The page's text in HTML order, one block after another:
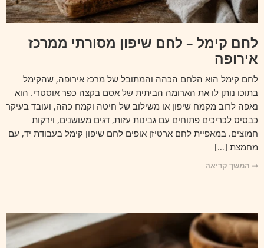
לחם קימל – לחם שיפון מסורתי ממרכז
אירופה
לחם קימל הוא הלחם הכהה והמתובל של מרכז אירופה, שהקימל
בתוכו נותן לו את הארומה הביתית של אסם בקצה כפר אוסטרי. הוא
נאפה לרוב מקמח שיפון או משילוב של חיטה וקמח כהה, ועובד בעיקר
כבסיס לכריכים פתוחים עם גבינות עזות, דגים מעושנים, וירקות
חמוצים. במאפיית לחם ארטיזן אופים לחם שיפון קימל בעבודת יד, עם
מחמצת […]
➞ המשך קריאה